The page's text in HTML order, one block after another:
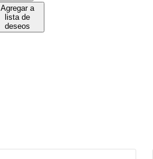
Agregar a
lista de
deseos